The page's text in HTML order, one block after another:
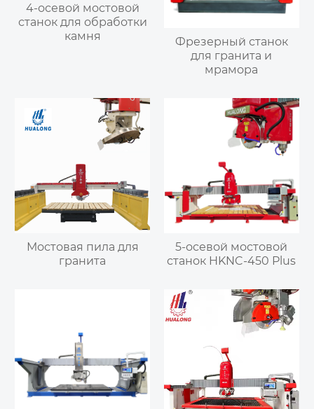
4-осевой мостовой
станок для обработки
камня
Фрезерный станок
для гранита и
мрамора
Мостовая пила для
гранита
5-осевой мостовой
станок HKNC-450 Plus